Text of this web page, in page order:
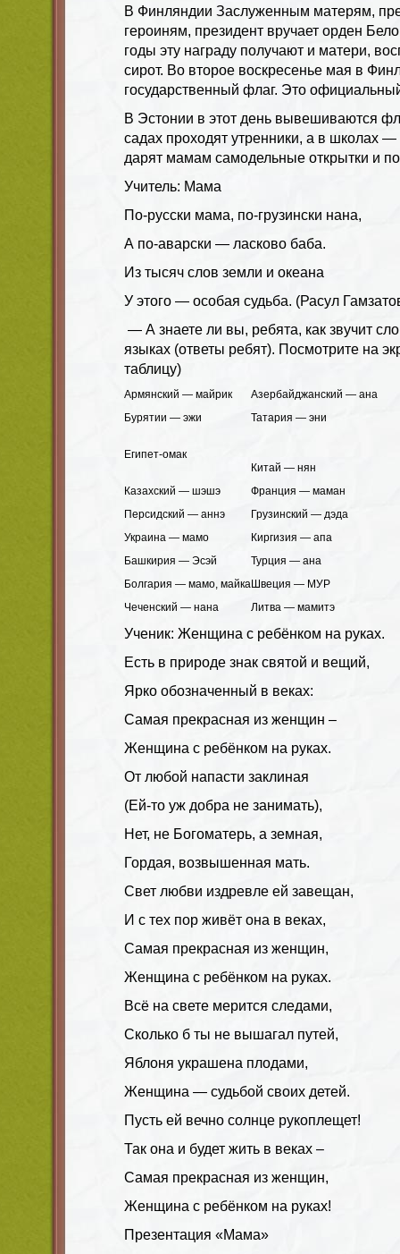
В Финляндии Заслуженным матерям,
героиням, президент вручает орден
годы эту награду получают и матери,
сирот. Во второе воскресенье мая в
государственный флаг. Это
В Эстонии в этот день вывешиваются
садах проходят утренники, а в школах
дарят мамам самодельные открытки и
Учитель: Мама
По-русски мама, по-грузински нана,
А по-аварски — ласково баба.
Из тысяч слов земли и океана
У этого — особая судьба. (Расул
— А знаете ли вы, ребята, как звучит
языках (ответы ребят). Посмотрите на
таблицу)
Армянский — майрик
Азербайджанский — ана
Бурятии — эжи
Татария — эни
Египет-омак
Китай — нян
Казахский — шэшэ
Франция — маман
Персидский — аннэ
Грузинский — дэда
Украина — мамо
Киргизия — апа
Башкирия — Эсэй
Турция — ана
Болгария — мамо, майкаШвеция — МУР
Чеченский — нана
Литва — мамитэ
Ученик: Женщина с ребёнком на руках.
Есть в природе знак святой и вещий,
Ярко обозначенный в веках:
Самая прекрасная из женщин –
Женщина с ребёнком на руках.
От любой напасти заклиная
(Ей-то уж добра не занимать),
Нет, не Богоматерь, а земная,
Гордая, возвышенная мать.
Свет любви издревле ей завещан,
И с тех пор живёт она в веках,
Самая прекрасная из женщин,
Женщина с ребёнком на руках.
Всё на свете мерится следами,
Сколько б ты не вышагал путей,
Яблоня украшена плодами,
Женщина — судьбой своих детей.
Пусть ей вечно солнце рукоплещет!
Так она и будет жить в веках –
Самая прекрасная из женщин,
Женщина с ребёнком на руках!
Презентация «Мама»